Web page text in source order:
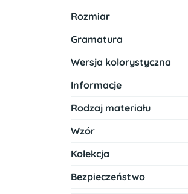
Rozmiar
Gramatura
Wersja kolorystyczna
Informacje
Rodzaj materiału
Wzór
Kolekcja
Bezpieczeństwo